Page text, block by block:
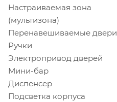
Настраиваемая зона
(мультизона)
Перенавешиваемые двери
Ручки
Электропривод дверей
Мини-бар
Диспенсер
Подсветка корпуса